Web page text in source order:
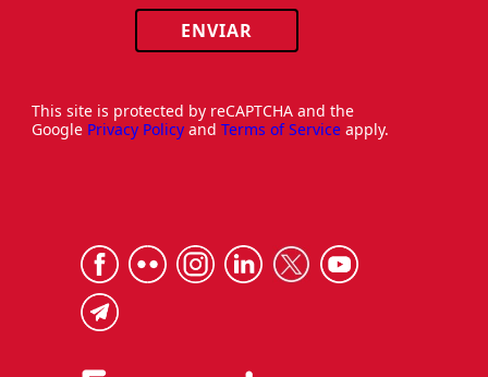
ENVIAR
This site is protected by reCAPTCHA and the
Google Privacy Policy and Terms of Service apply.